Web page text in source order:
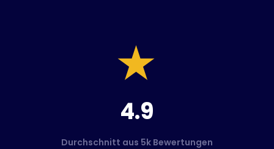
4.9
Durchschnitt aus 5k Bewertungen